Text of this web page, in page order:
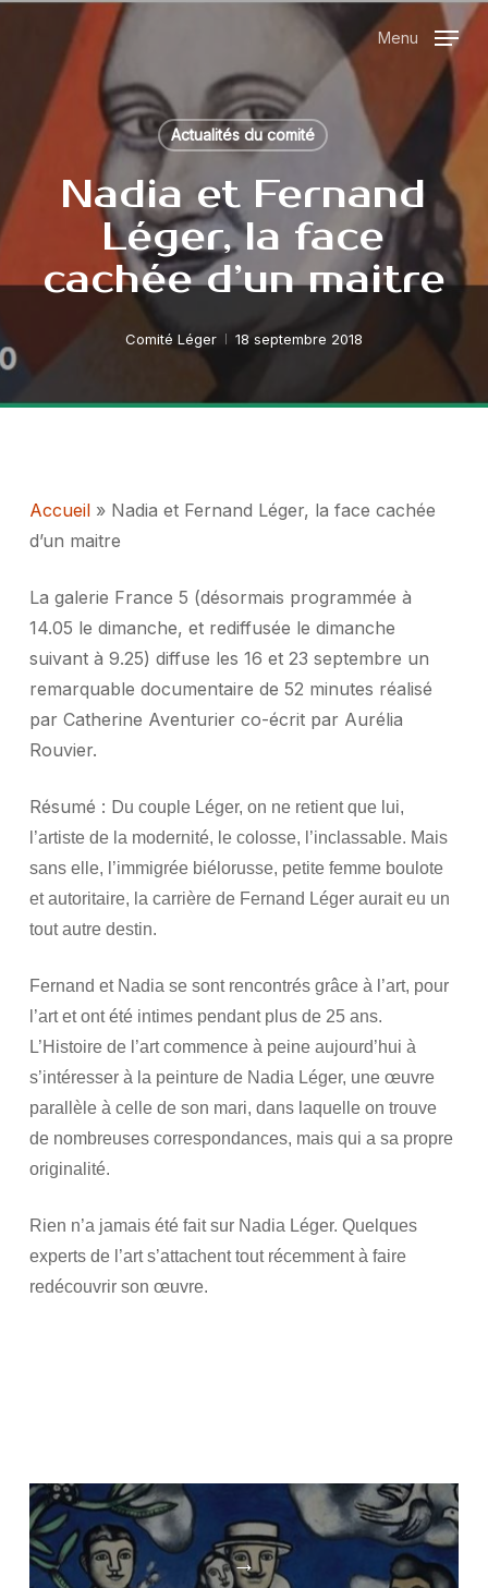
content
Menu
Actualités du comité
Nadia et Fernand
Léger, la face
cachée d’un maitre
Comité Léger 18 septembre 2018
Accueil» Nadia et Fernand Léger, la face cachée
d’un maitre
La galerie France 5 (désormais programmée à
14.05 le dimanche, et rediffusée le dimanche
suivant à 9.25) diffuse les 16 et 23 septembre un
remarquable documentaire de 52 minutes réalisé
par Catherine Aventurier co-écrit par Aurélia
Rouvier.
Résumé : Du couple Léger, on ne retient que lui,
l’artiste de la modernité, le colosse, l’inclassable. Mais
sans elle, l’immigrée biélorusse, petite femme boulote
et autoritaire, la carrière de Fernand Léger aurait eu un
tout autre destin.
Fernand et Nadia se sont rencontrés grâce à l’art, pour
l’art et ont été intimes pendant plus de 25 ans.
L’Histoire de l’art commence à peine aujourd’hui à
s’intéresser à la peinture de Nadia Léger, une œuvre
parallèle à celle de son mari, dans laquelle on trouve
de nombreuses correspondances, mais qui a sa propre
originalité.
Rien n’a jamais été fait sur Nadia Léger. Quelques
experts de l’art s’attachent tout récemment à faire
redécouvrir son œuvre.
→